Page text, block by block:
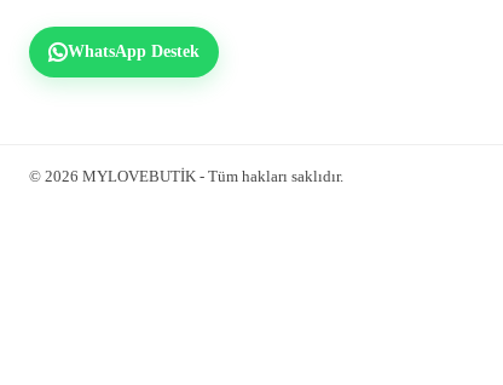
WhatsApp Destek
© 2026 MYLOVEBUTİK - Tüm hakları saklıdır.